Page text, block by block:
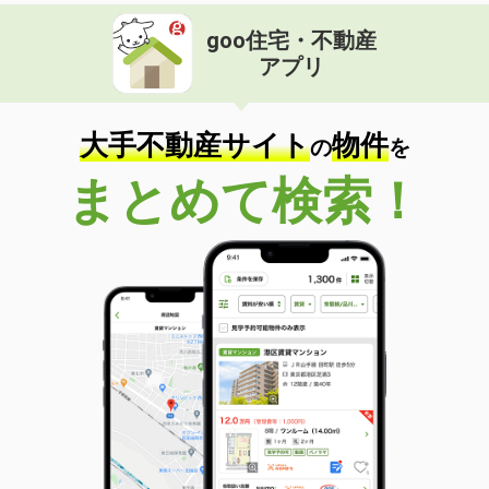
goo住宅・不動産
アプリ
大手不動産サイトの物件を
まとめて検索！